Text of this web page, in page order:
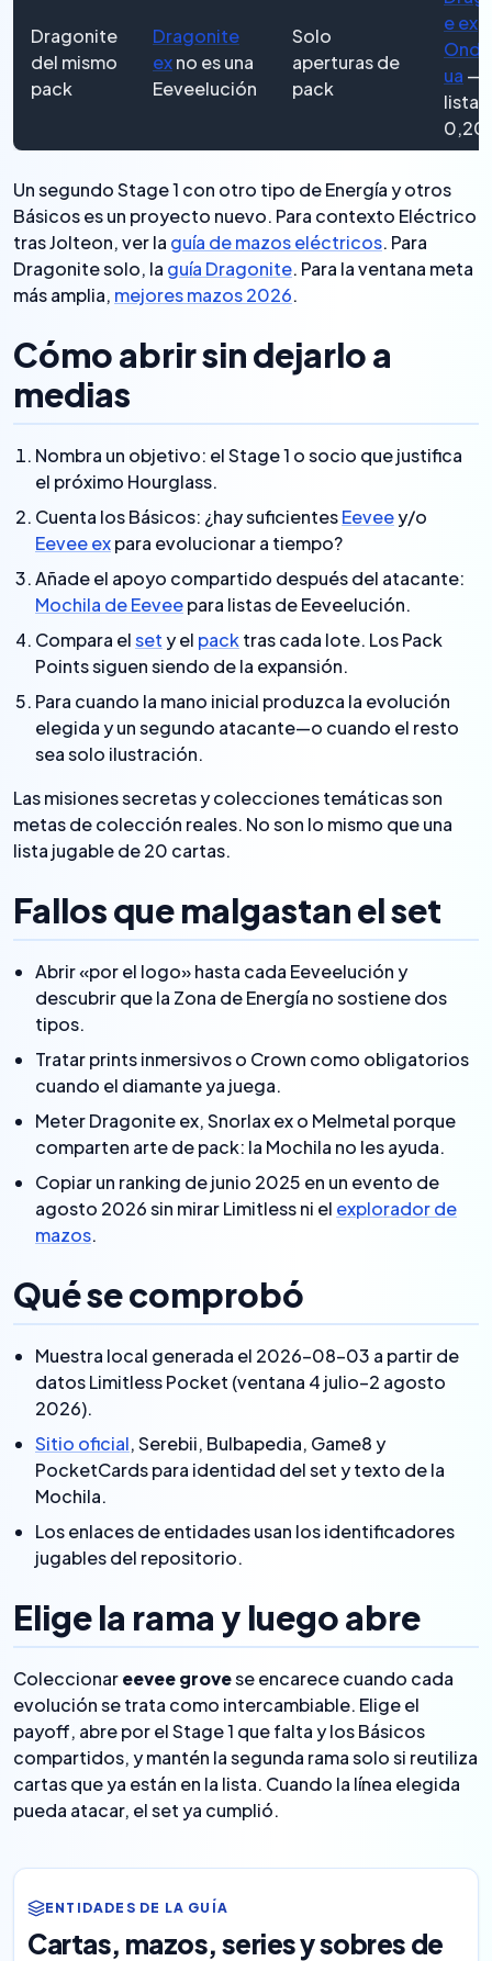
Dragonite
del mismo
pack
Dragonite
exno es una
Eeveelución
Solo
aperturas de
pack
e ex
ua —
listas,
0,20
Un segundo Stage 1 con otro tipo de Energía y otros
Básicos es un proyecto nuevo. Para contexto Eléctrico
tras Jolteon, ver la guía de mazos eléctricos. Para
Dragonite solo, la guía Dragonite. Para la ventana meta
más amplia, mejores mazos 2026.
Cómo abrir sin dejarlo a
medias
Nombra un objetivo: el Stage 1 o socio que justifica
el próximo Hourglass.
Cuenta los Básicos: ¿hay suficientesEeveey/o
Eevee expara evolucionar a tiempo?
Añade el apoyo compartido después del atacante:
Mochila de Eeveepara listas de Eeveelución.
Compara elsety el pack tras cada lote. Los Pack
Points siguen siendo de la expansión.
Para cuando la mano inicial produzca la evolución
elegida y un segundo atacante—o cuando el resto
sea solo ilustración.
Las misiones secretas y colecciones temáticas son
metas de colección reales. No son lo mismo que una
lista jugable de 20 cartas.
Fallos que malgastan el set
Abrir «por el logo» hasta cada Eeveelución y
descubrir que la Zona de Energía no sostiene dos
tipos.
Tratar prints inmersivos o Crown como obligatorios
cuando el diamante ya juega.
Meter Dragonite ex, Snorlax ex o Melmetal porque
comparten arte de pack: la Mochila no les ayuda.
Copiar un ranking de junio 2025 en un evento de
agosto 2026 sin mirar Limitless ni el explorador de
mazos.
Qué se comprobó
Muestra local generada el 2026-08-03 a partir de
datos Limitless Pocket (ventana 4 julio–2 agosto
2026).
Sitio oficial, Serebii, Bulbapedia, Game8 y
PocketCards para identidad del set y texto de la
Mochila.
Los enlaces de entidades usan los identificadores
jugables del repositorio.
Elige la rama y luego abre
Coleccionareevee grovese encarece cuando cada
evolución se trata como intercambiable. Elige el
payoff, abre por el Stage 1 que falta y los Básicos
compartidos, y mantén la segunda rama solo si reutiliza
cartas que ya están en la lista. Cuando la línea elegida
pueda atacar, el set ya cumplió.
ENTIDADES DE LA GUÍA
Cartas, mazos, series y sobres de